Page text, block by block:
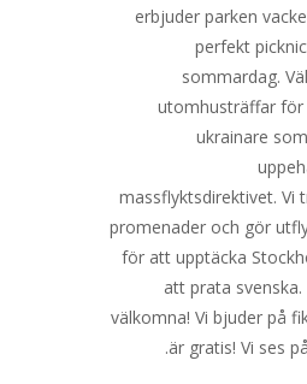
erbjuder parken
perfekt
sommardag.
utomhusträffar för
ukrainare
massflyktsdirektivet. Vi
promenader och gör
för att upptäcka
att prata
välkomna! Vi bjuder på
är gratis! Vi ses